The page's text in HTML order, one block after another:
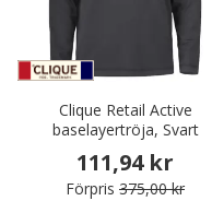
Clique Retail Active
baselayertröja, Svart
111,94 kr
Förpris 375,00 kr